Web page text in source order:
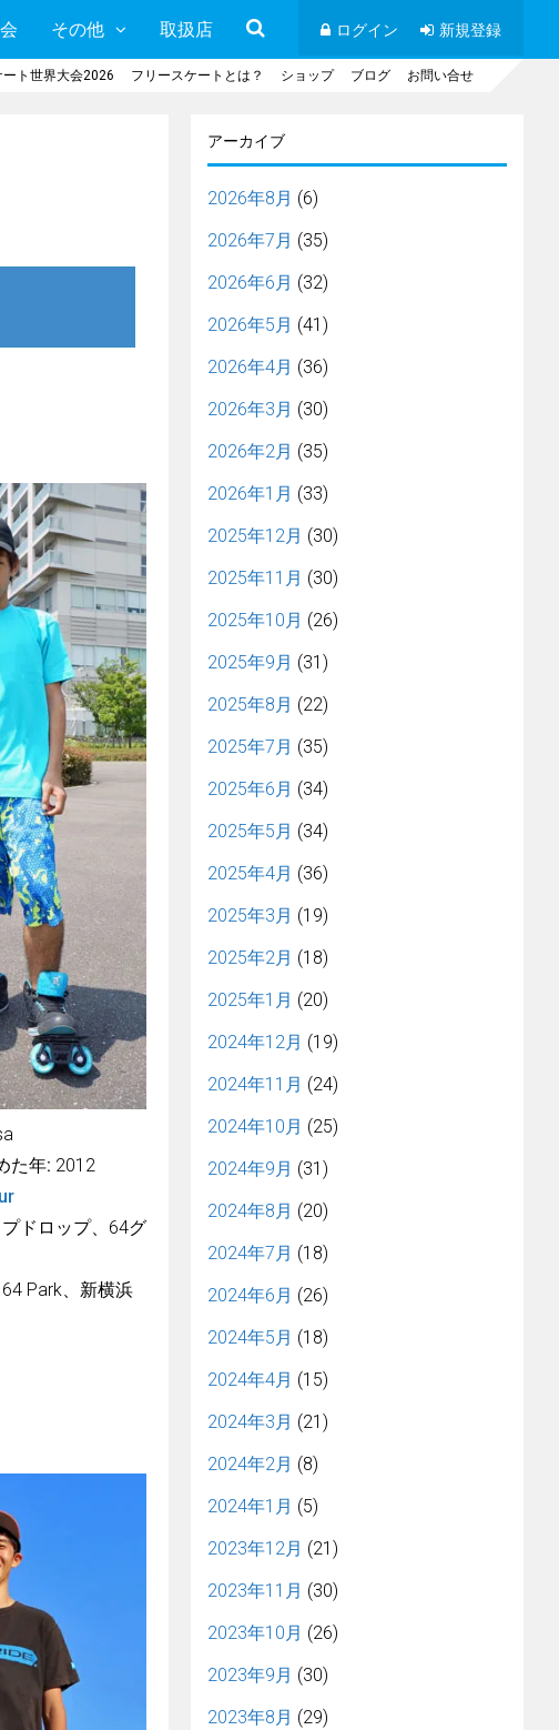
その他 取扱店 ログイン 新規登録
ート世界大会2026 フリースケートとは？ ショップ ブログ お問い合せ
た年: 2012
ドロップ、64グ
64 Park、新横浜
アーカイブ
2026年8月 (6)
2026年7月 (35)
2026年6月 (32)
2026年5月 (41)
2026年4月 (36)
2026年3月 (30)
2026年2月 (35)
2026年1月 (33)
2025年12月 (30)
2025年11月 (30)
2025年10月 (26)
2025年9月 (31)
2025年8月 (22)
2025年7月 (35)
2025年6月 (34)
2025年5月 (34)
2025年4月 (36)
2025年3月 (19)
2025年2月 (18)
2025年1月 (20)
2024年12月 (19)
2024年11月 (24)
2024年10月 (25)
2024年9月 (31)
2024年8月 (20)
2024年7月 (18)
2024年6月 (26)
2024年5月 (18)
2024年4月 (15)
2024年3月 (21)
2024年2月 (8)
2024年1月 (5)
2023年12月 (21)
2023年11月 (30)
2023年10月 (26)
2023年9月 (30)
2023年8月 (29)